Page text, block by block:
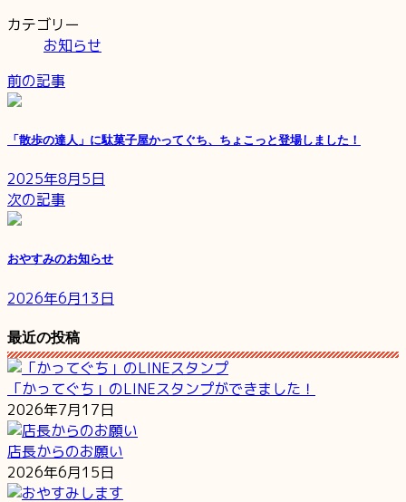
カテゴリー
お知らせ
前の記事
「散歩の達人」に駄菓子屋かってぐち、ちょこっと登場しました！
2025年8月5日
次の記事
おやすみのお知らせ
2026年6月13日
最近の投稿
「かってぐち」のLINEスタンプができました！
2026年7月17日
店長からのお願い
2026年6月15日